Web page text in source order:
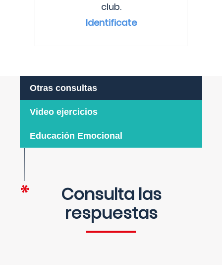
club.
Identificate
Otras consultas
Video ejercicios
Educación Emocional
Consulta las
respuestas